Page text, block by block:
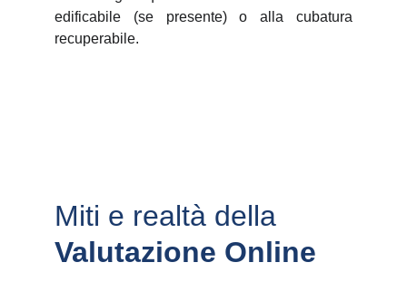
edificabile (se presente) o alla cubatura
recuperabile.
Miti e realtà della
Valutazione Online